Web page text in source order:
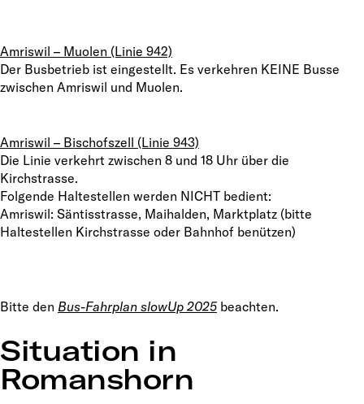
Amriswil – Muolen (Linie 942)
Der Busbetrieb ist eingestellt. Es verkehren KEINE Busse
zwischen Amriswil und Muolen.
Amriswil – Bischofszell (Linie 943)
Die Linie verkehrt zwischen 8 und 18 Uhr über die
Kirchstrasse.
Folgende Haltestellen werden NICHT bedient:
Amriswil: Säntisstrasse, Maihalden, Marktplatz (bitte
Haltestellen Kirchstrasse oder Bahnhof benützen)
Bitte den Bus-Fahrplan slowUp 2025 beachten.
Situation in
Romanshorn